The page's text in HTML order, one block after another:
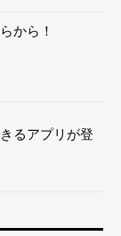
から！
るアプリが登